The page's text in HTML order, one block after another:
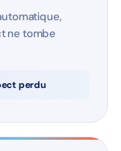
ne tombe
perdu